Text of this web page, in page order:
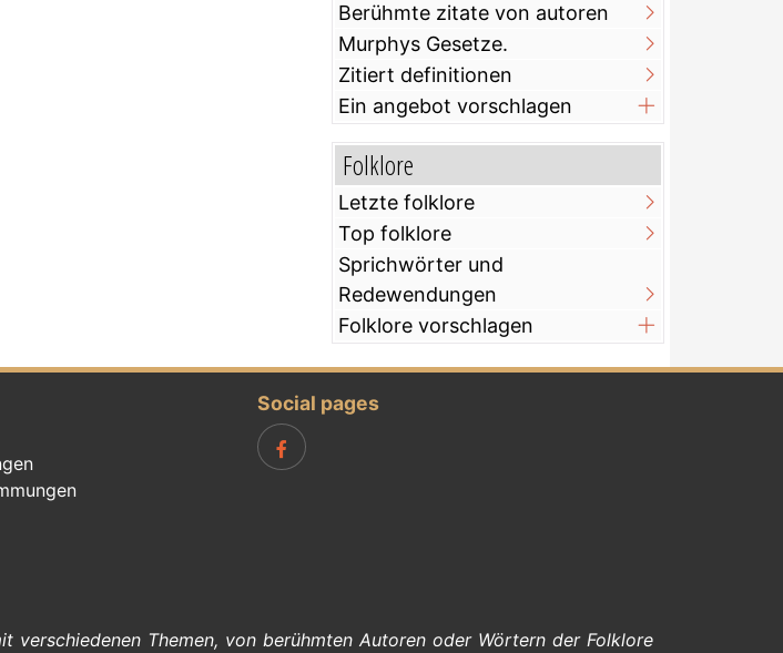
Berühmte zitate von autoren
Murphys Gesetze.
Zitiert definitionen
Ein angebot vorschlagen
Folklore
Letzte folklore
Top folklore
Sprichwörter und
Redewendungen
Folklore vorschlagen
Social pages
verschiedenen Themen, von berühmten Autorenoder Wörtern derFolklore